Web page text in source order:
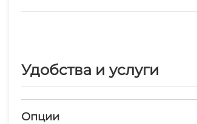
время как другие выходят на сад.
Удобства и услуги
Опции